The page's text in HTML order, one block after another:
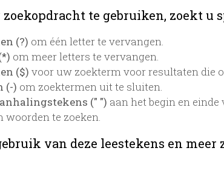
te gebruiken, zoekt u
(?) om één letter te vervangen.
om meer letters te vervangen.
($) voor uw zoekterm voor resultaten die
(-) om zoektermen uit te sluiten.
(" ") aan het begin en
woorden te zoeken.
van deze leestekens en